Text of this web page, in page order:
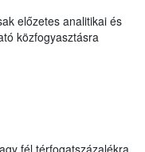
előzetes analitikai és
közfogyasztásra